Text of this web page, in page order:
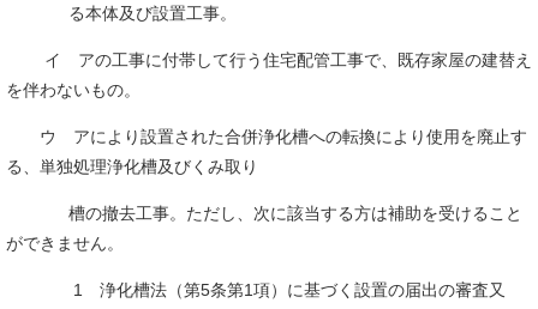
る本体及び設置工事。
イ アの工事に付帯して行う住宅配管工事で、既存家屋の建替え
を伴わないもの。
ウ アにより設置された合併浄化槽への転換により使用を廃止す
る、単独処理浄化槽及びくみ取り
槽の撤去工事。ただし、次に該当する方は補助を受けること
ができません。
1 浄化槽法（第5条第1項）に基づく設置の届出の審査又